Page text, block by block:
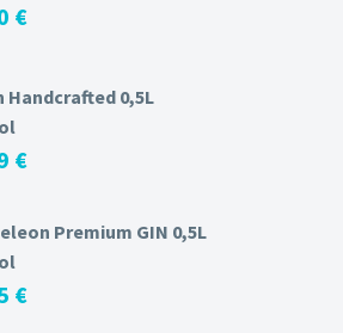
€
Handcrafted 0,5L
€
Premium GIN 0,5L
€